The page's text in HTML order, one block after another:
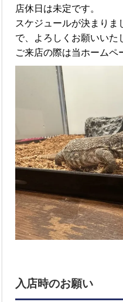
店休日は未定です。
スケジュールが決まりま
で、よろしくお願いいた
ご来店の際は当ホームペ
入店時のお願い